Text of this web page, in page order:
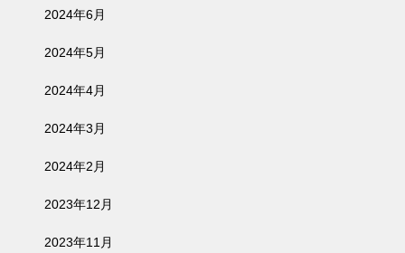
2024年6月
2024年5月
2024年4月
2024年3月
2024年2月
2023年12月
2023年11月